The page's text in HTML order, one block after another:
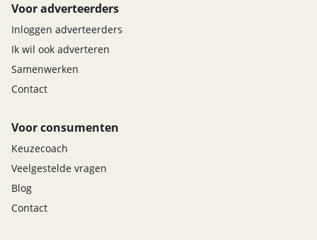
Voor adverteerders
Inloggen adverteerders
Ik wil ook adverteren
Samenwerken
Contact
Voor consumenten
Keuzecoach
Veelgestelde vragen
Blog
Contact